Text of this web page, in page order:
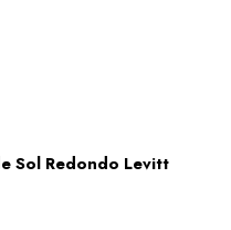
Sol Redondo Levitt